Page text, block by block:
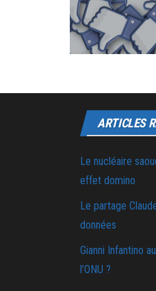
ARTICLES
Le nucléaire
effet domino
Le partage
données
Gianni Infantino
l’ONU ?